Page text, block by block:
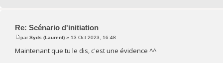
Re: Scénario d'initiation
parSyds (Laurent) » 13 Oct 2023, 16:48
Maintenant que tu le dis, c'est une évidence ^^